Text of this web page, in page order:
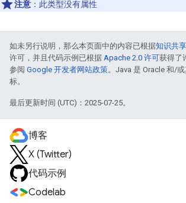
注意 ：此类型没有属性
如未另行说明，那么本页面中的内容已根据知识共
许可，并且代码示例已根据 Apache 2.0 许可获得了
参阅 Google 开发者网站政策。Java 是 Oracle 和/
标。
最后更新时间 (UTC)：2025-07-25。
博客
X (Twitter)
代码示例
Codelab